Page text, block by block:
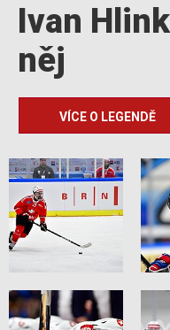
Ivan
něj
VÍCE O LEGENDĚ